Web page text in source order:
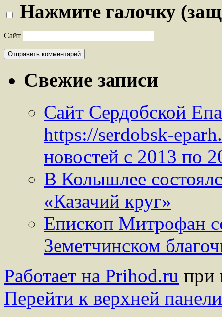
Нажмите галочку
Сайт
Свежие записи
Сайт Сердобской
https://serdobsk-
новостей с 2013 по
В Колышлее
«Казачий круг»
Епископ Митрофан
Земетчинском
Работает на Prihod.ru при
Перейти к верхней панели